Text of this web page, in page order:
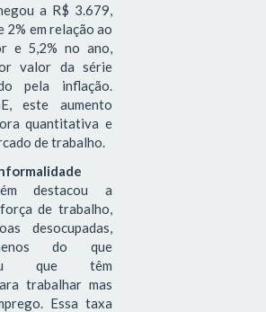
a R$ 3.679,
2% em relação ao
e 5,2% no ano,
valor da série
pela inflação.
este aumento
quantitativa e
de trabalho.
destacou a
de trabalho,
desocupadas,
do que
que têm
trabalhar mas
Essa taxa